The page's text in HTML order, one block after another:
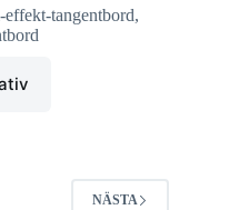
tangentbord,
NÄSTA